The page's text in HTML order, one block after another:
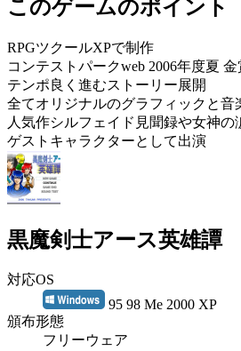
このゲームのポイント
RPGツクールXPで制作
コンテストパークweb 2006年度夏
テンポ良く進むストーリー展開
全てオリジナルのグラフィックと音
人気作シルフェイド見聞録や女神
ゲストキャラクターとして出演
黒魔剣士アース英雄譚
対応OS
95 98 Me 2000 XP
頒布形態
フリーウェア